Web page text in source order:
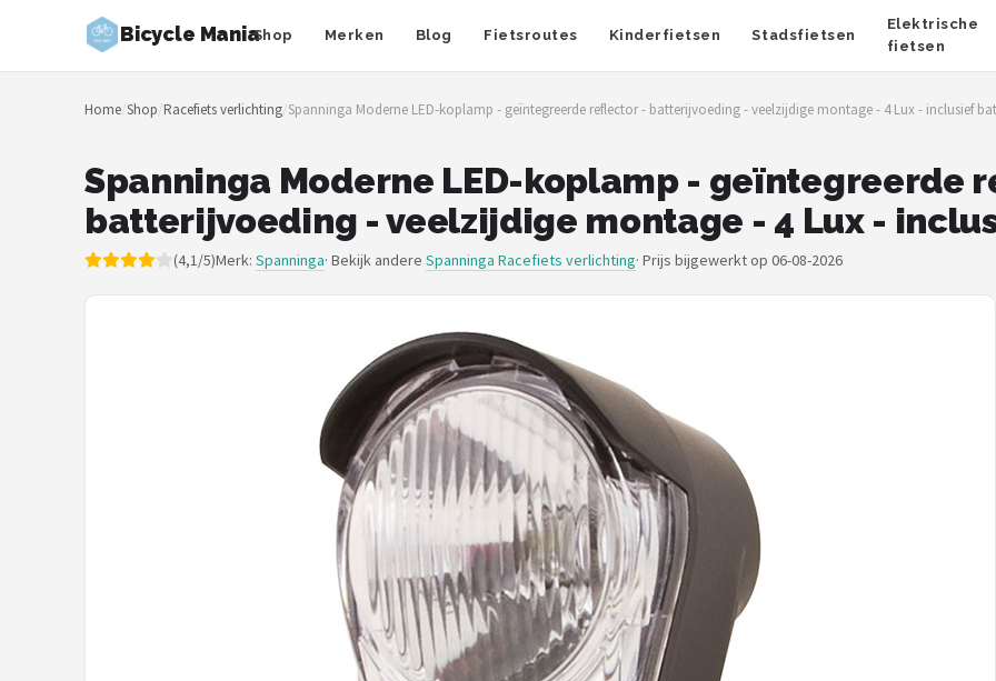
Bicycle ManiaShop Merken Blog Fietsroutes Kinderfietsen Stadsfietsen
Elektrische
fietsen
Zoeken
NAVIGATIE
Merken
Home/Shop/Racefiets verlichting/Spanninga Moderne LED-koplamp - geïntegreerde reflector - batterijvoeding - veelzijdige montage - 4 Lux - inclusief
Spanninga Moderne LED-koplamp - geïntegreerde
batterijvoeding - veelzijdige montage - 4 Lux -
(4,1/5)Merk: Spanninga· Bekijk andere Spanninga Racefiets verlichting· Prijs bijgewerkt op 06-08-2026